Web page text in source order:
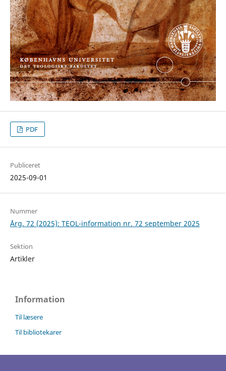
PDF
Publiceret
2025-09-01
Nummer
Årg. 72 (2025): TEOL-information nr. 72 september 2025
Sektion
Artikler
Information
Til læsere
Til bibliotekarer